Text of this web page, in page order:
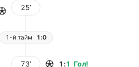
25’
1-й тайм 1:0
73’ Гол!
1 :1